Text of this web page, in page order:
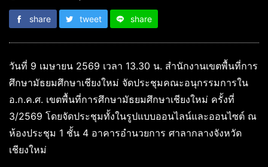
share tweet share
วันที่ 9 เมษายน 2569 เวลา 13.30 น. สำนักงานเขตพื้นที่การ
ศึกษามัธยมศึกษาเชียงใหม่ จัดประชุมคณะอนุกรรมการใน
อ.ก.ค.ศ. เขตพื้นที่การศึกษามัธยมศึกษาเชียงใหม่ ครั้งที่
3/2569 โดยจัดประชุมทั้งในรูปแบบออนไลน์และออนไซต์ ณ
ห้องประชุม 1 ชั้น 4 อาคารอำนวยการ ศาลากลางจังหวัด
เชียงใหม่